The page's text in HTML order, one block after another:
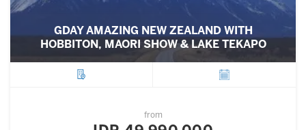
GDAY AMAZING NEW ZEALAND WITH
HOBBITON, MAORI SHOW & LAKE TEKAPO
from